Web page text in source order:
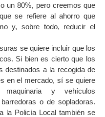
un 80%, pero creemos que
se refiere al ahorro que
y, sobre todo, reducir el
se quiere incluir que los
Si bien es cierto que los
destinados a la recogida de
en el mercado, sí se quiere
y vehículos
o de sopladoras.
la Policía Local también se